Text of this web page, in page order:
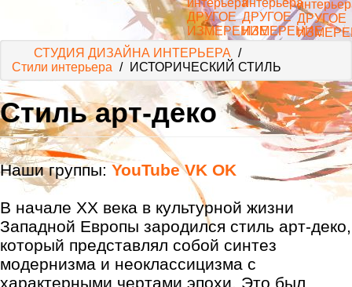
СТУДИЯ ДИЗАЙНА ИНТЕРЬЕРА /
Стили интерьера / ИСТОРИЧЕСКИЙ СТИЛЬ
Стиль арт-деко
Наши группы: YouTube VK OK
В начале XX века в культурной жизни
Западной Европы зародился стиль арт-деко,
который представлял собой синтез
модернизма и неоклассицизма с
характерными чертами эпохи. Это был